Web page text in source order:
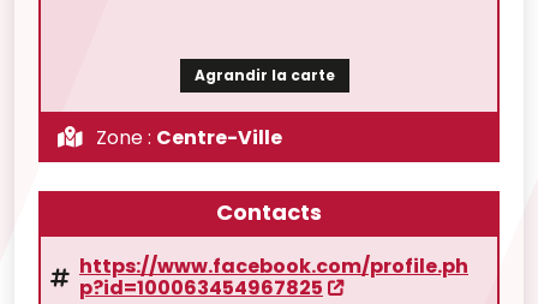
Agrandir la carte
Zone : Centre-Ville
Contacts
https://www.facebook.com/profile.ph
p?id=100063454967825